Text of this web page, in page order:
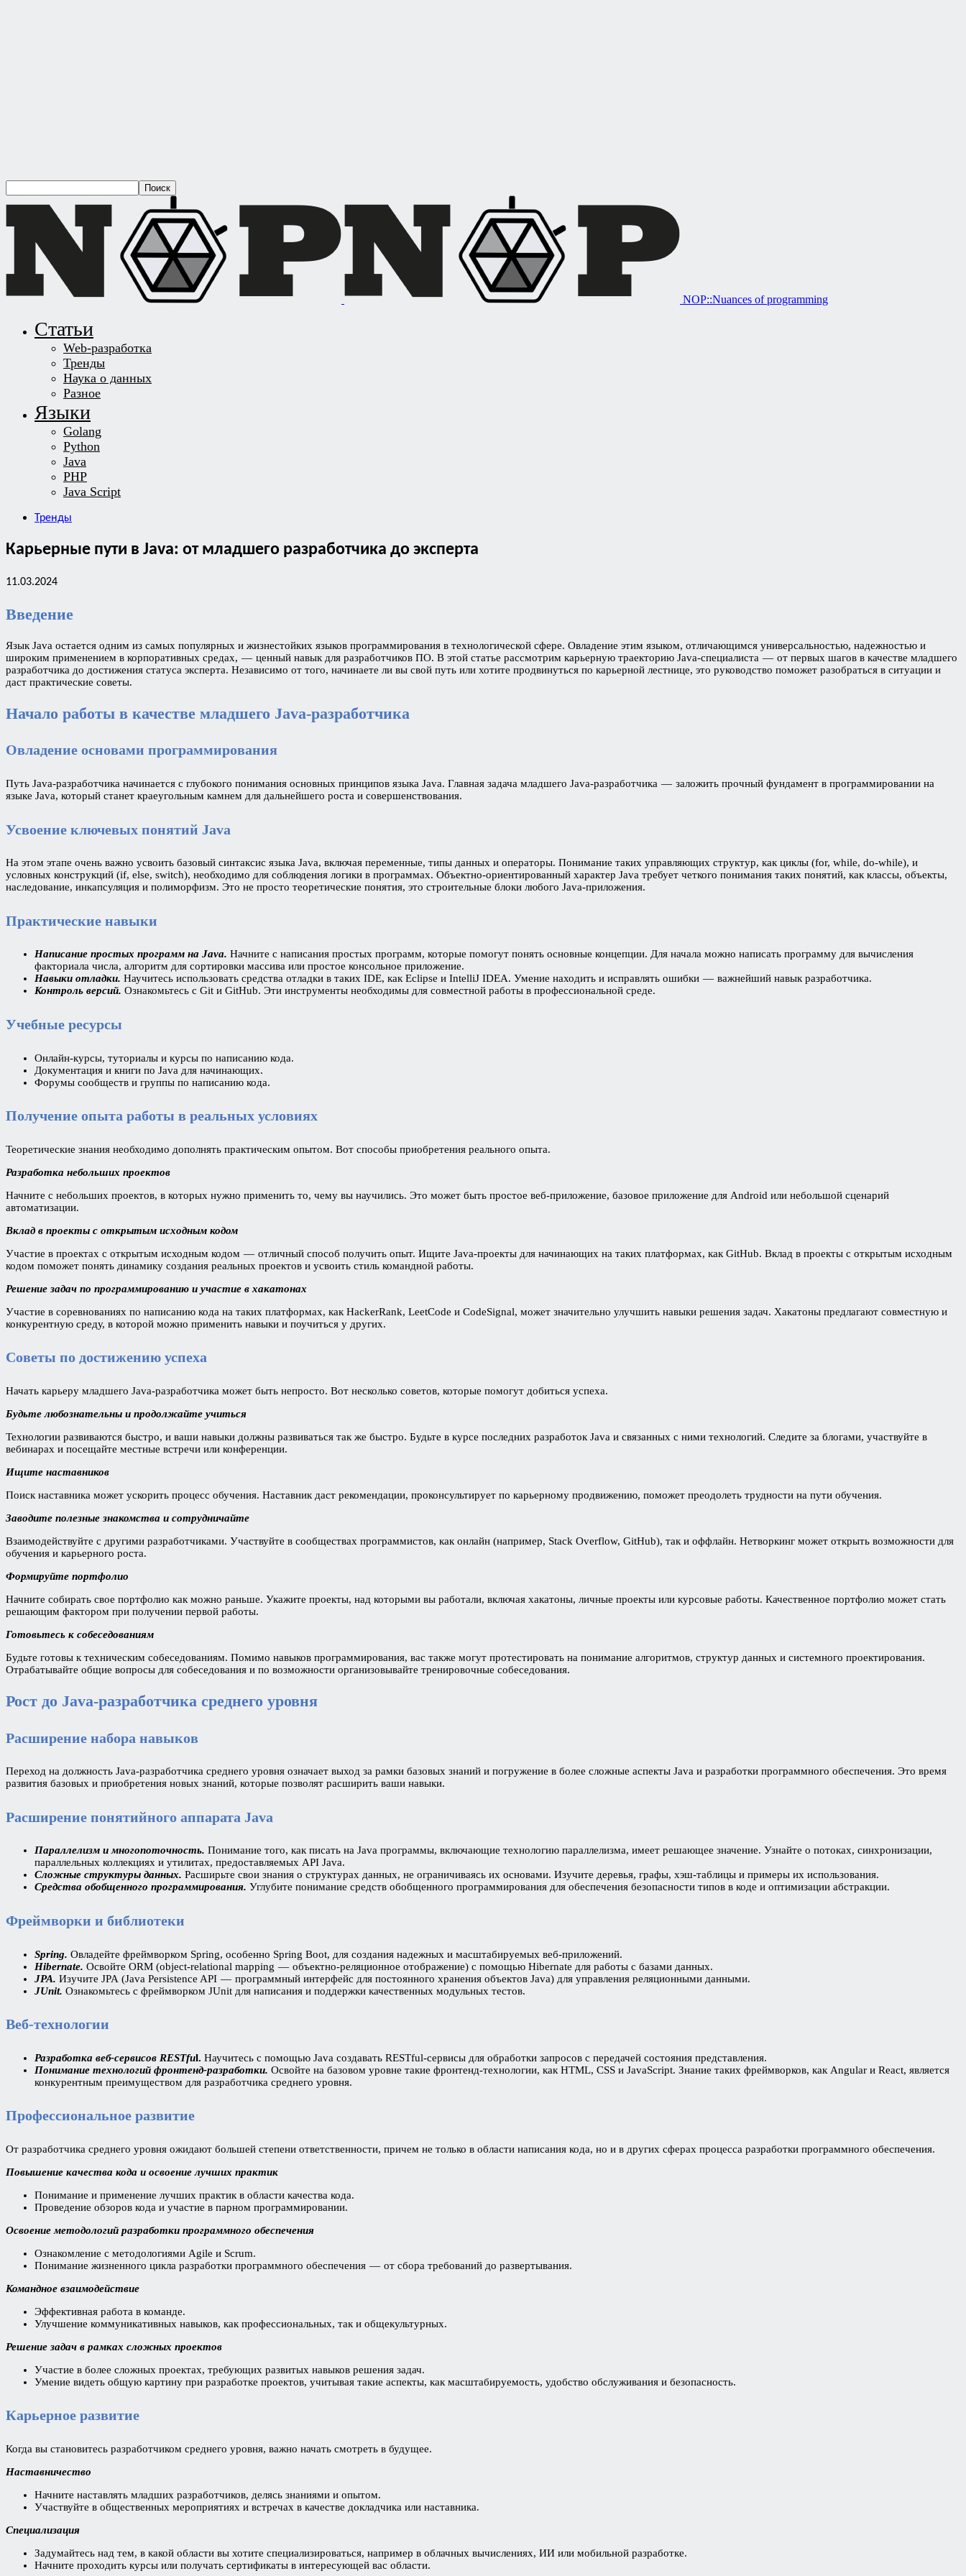
NOP::Nuances of programming
Статьи
Web-разработка
Тренды
Наука о данных
Разное
Языки
Golang
Python
Java
PHP
Java Script
Тренды
Карьерные пути в Java: от младшего разработчика до эксперта
11.03.2024
Введение
Язык Java остается одним из самых популярных и жизнестойких языков программирования в технологической сфере. Овладение этим языком, отличающимся универсальностью, надежностью и
широким применением в корпоративных средах, — ценный навык для разработчиков ПО. В этой статье рассмотрим карьерную траекторию Java-специалиста — от первых шагов в качестве младшего
разработчика до достижения статуса эксперта. Независимо от того, начинаете ли вы свой путь или хотите продвинуться по карьерной лестнице, это руководство поможет разобраться в ситуации и
даст практические советы.
Начало работы в качестве младшего Java-разработчика
Овладение основами программирования
Путь Java-разработчика начинается с глубокого понимания основных принципов языка Java. Главная задача младшего Java-разработчика — заложить прочный фундамент в программировании на
языке Java, который станет краеугольным камнем для дальнейшего роста и совершенствования.
Усвоение ключевых понятий Java
На этом этапе очень важно усвоить базовый синтаксис языка Java, включая переменные, типы данных и операторы. Понимание таких управляющих структур, как циклы (for, while, do-while), и
условных конструкций (if, else, switch), необходимо для соблюдения логики в программах. Объектно-ориентированный характер Java требует четкого понимания таких понятий, как классы, объекты,
наследование, инкапсуляция и полиморфизм. Это не просто теоретические понятия, это строительные блоки любого Java-приложения.
Практические навыки
Написание простых программ на Java. Начните с написания простых программ, которые помогут понять основные концепции. Для начала можно написать программу для вычисления
факториала числа, алгоритм для сортировки массива или простое консольное приложение.
Навыки отладки. Научитесь использовать средства отладки в таких IDE, как Eclipse и IntelliJ IDEA. Умение находить и исправлять ошибки — важнейший навык разработчика.
Контроль версий. Ознакомьтесь с Git и GitHub. Эти инструменты необходимы для совместной работы в профессиональной среде.
Учебные ресурсы
Онлайн-курсы, туториалы и курсы по написанию кода.
Документация и книги по Java для начинающих.
Форумы сообществ и группы по написанию кода.
Получение опыта работы в реальных условиях
Теоретические знания необходимо дополнять практическим опытом. Вот способы приобретения реального опыта.
Разработка небольших проектов
Начните с небольших проектов, в которых нужно применить то, чему вы научились. Это может быть простое веб-приложение, базовое приложение для Android или небольшой сценарий
автоматизации.
Вклад в проекты с открытым исходным кодом
Участие в проектах с открытым исходным кодом — отличный способ получить опыт. Ищите Java-проекты для начинающих на таких платформах, как GitHub. Вклад в проекты с открытым исходным
кодом поможет понять динамику создания реальных проектов и усвоить стиль командной работы.
Решение задач по программированию и участие в хакатонах
Участие в соревнованиях по написанию кода на таких платформах, как HackerRank, LeetCode и CodeSignal, может значительно улучшить навыки решения задач. Хакатоны предлагают совместную и
конкурентную среду, в которой можно применить навыки и поучиться у других.
Советы по достижению успеха
Начать карьеру младшего Java-разработчика может быть непросто. Вот несколько советов, которые помогут добиться успеха.
Будьте любознательны и продолжайте учиться
Технологии развиваются быстро, и ваши навыки должны развиваться так же быстро. Будьте в курсе последних разработок Java и связанных с ними технологий. Следите за блогами, участвуйте в
вебинарах и посещайте местные встречи или конференции.
Ищите наставников
Поиск наставника может ускорить процесс обучения. Наставник даст рекомендации, проконсультирует по карьерному продвижению, поможет преодолеть трудности на пути обучения.
Заводите полезные знакомства и сотрудничайте
Взаимодействуйте с другими разработчиками. Участвуйте в сообществах программистов, как онлайн (например, Stack Overflow, GitHub), так и оффлайн. Нетворкинг может открыть возможности для
обучения и карьерного роста.
Формируйте портфолио
Начните собирать свое портфолио как можно раньше. Укажите проекты, над которыми вы работали, включая хакатоны, личные проекты или курсовые работы. Качественное портфолио может стать
решающим фактором при получении первой работы.
Готовьтесь к собеседованиям
Будьте готовы к техническим собеседованиям. Помимо навыков программирования, вас также могут протестировать на понимание алгоритмов, структур данных и системного проектирования.
Отрабатывайте общие вопросы для собеседования и по возможности организовывайте тренировочные собеседования.
Рост до Java-разработчика среднего уровня
Расширение набора навыков
Переход на должность Java-разработчика среднего уровня означает выход за рамки базовых знаний и погружение в более сложные аспекты Java и разработки программного обеспечения. Это время
развития базовых и приобретения новых знаний, которые позволят расширить ваши навыки.
Расширение понятийного аппарата Java
Параллелизм и многопоточность. Понимание того, как писать на Java программы, включающие технологию параллелизма, имеет решающее значение. Узнайте о потоках, синхронизации,
параллельных коллекциях и утилитах, предоставляемых API Java.
Сложные структуры данных. Расширьте свои знания о структурах данных, не ограничиваясь их основами. Изучите деревья, графы, хэш-таблицы и примеры их использования.
Средства обобщенного программирования. Углубите понимание средств обобщенного программирования для обеспечения безопасности типов в коде и оптимизации абстракции.
Фреймворки и библиотеки
Spring. Овладейте фреймворком Spring, особенно Spring Boot, для создания надежных и масштабируемых веб-приложений.
Hibernate. Освойте ORM (object-relational mapping — объектно-реляционное отображение) с помощью Hibernate для работы с базами данных.
JPA. Изучите JPA (Java Persistence API — программный интерфейс для постоянного хранения объектов Java) для управления реляционными данными.
JUnit. Ознакомьтесь с фреймворком JUnit для написания и поддержки качественных модульных тестов.
Веб-технологии
Разработка веб-сервисов RESTful. Научитесь с помощью Java создавать RESTful-сервисы для обработки запросов с передачей состояния представления.
Понимание технологий фронтенд-разработки. Освойте на базовом уровне такие фронтенд-технологии, как HTML, CSS и JavaScript. Знание таких фреймворков, как Angular и React, является
конкурентным преимуществом для разработчика среднего уровня.
Профессиональное развитие
От разработчика среднего уровня ожидают большей степени ответственности, причем не только в области написания кода, но и в других сферах процесса разработки программного обеспечения.
Повышение качества кода и освоение лучших практик
Понимание и применение лучших практик в области качества кода.
Проведение обзоров кода и участие в парном программировании.
Освоение методологий разработки программного обеспечения
Ознакомление с методологиями Agile и Scrum.
Понимание жизненного цикла разработки программного обеспечения — от сбора требований до развертывания.
Командное взаимодействие
Эффективная работа в команде.
Улучшение коммуникативных навыков, как профессиональных, так и общекультурных.
Решение задач в рамках сложных проектов
Участие в более сложных проектах, требующих развитых навыков решения задач.
Умение видеть общую картину при разработке проектов, учитывая такие аспекты, как масштабируемость, удобство обслуживания и безопасность.
Карьерное развитие
Когда вы становитесь разработчиком среднего уровня, важно начать смотреть в будущее.
Наставничество
Начните наставлять младших разработчиков, делясь знаниями и опытом.
Участвуйте в общественных мероприятиях и встречах в качестве докладчика или наставника.
Специализация
Задумайтесь над тем, в какой области вы хотите специализироваться, например в облачных вычислениях, ИИ или мобильной разработке.
Начните проходить курсы или получать сертификаты в интересующей вас области.